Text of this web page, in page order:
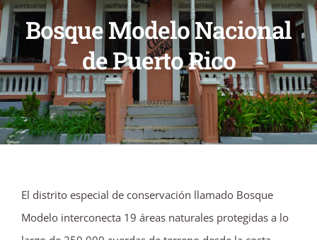
Bosque Modelo Nacional
de Puerto Rico
El distrito especial de conservación llamado Bosque
Modelo interconecta 19 áreas naturales protegidas a lo